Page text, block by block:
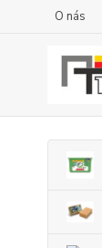
O nás